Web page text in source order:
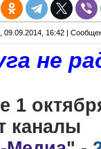
09.09.2014, 16:42 |
не
1
каналы